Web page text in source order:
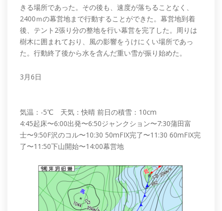
きる場所であった。その後も、速度が落ちることなく、
2400ｍの幕営地まで行動することができた。幕営地到着
後、テント2張り分の整地を行い幕営を完了した。周りは
樹木に囲まれており、風の影響をうけにくい場所であっ
た。行動終了後から水を含んだ重い雪が振り始めた。
3月6日
気温：-5℃ 天気：快晴 前日の積雪：10cm
4:45起床〜6:00出発〜6:50ジャンクション〜7:30蒲田富
士〜9:50F沢のコル〜10:30 50mFIX完了〜11:30 60mFIX完
了〜11:50下山開始〜14:00幕営地